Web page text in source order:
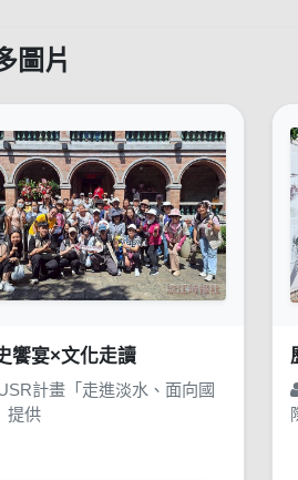
圖片
饗宴×文化走讀
計畫「走進淡水、面向國
提供